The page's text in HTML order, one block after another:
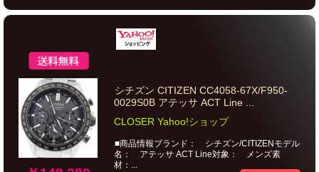
シチズン CITIZEN CC4058-67X/F950-
0029S0B アテッサ ACT Line ...
CLOSER Yahoo!ショップ
■商品情報ブランド： シチズン/CITIZENモデル
名： アテッサ ACT Line対象： メンズ素
材：...